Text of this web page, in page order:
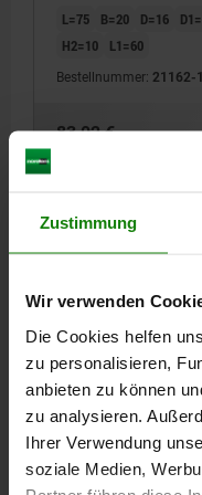
Zustimmung
Wir verwenden
Die Cookies helfen
zu personalisieren,
anbieten zu können
zu analysieren.
Ihrer Verwendung
soziale Medien,
L=75 B=20 D=16
H2=10
L1=60
Bestellnummer: 21162-
83,02 €
21162
SCHWENKWINKEL
D=40